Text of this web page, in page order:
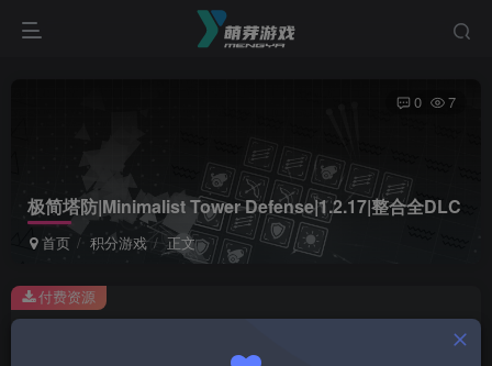
极简塔防|Minimalist Tower Defense|1.2.17|整合全DLC
首页 积分游戏 正文
0 7
此内容为付费资源，请付费后查看
付费资源